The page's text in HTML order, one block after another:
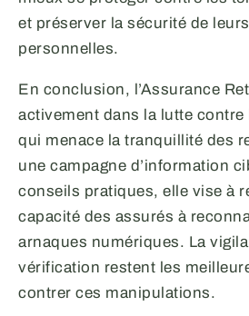
et préserver la sécurité de
personnelles.
En conclusion, l’Assurance
activement dans la lutte
qui menace la tranquillité des
une campagne d’information
conseils pratiques, elle vise à
capacité des assurés à
arnaques numériques. La
vérification restent les
contrer ces manipulations.